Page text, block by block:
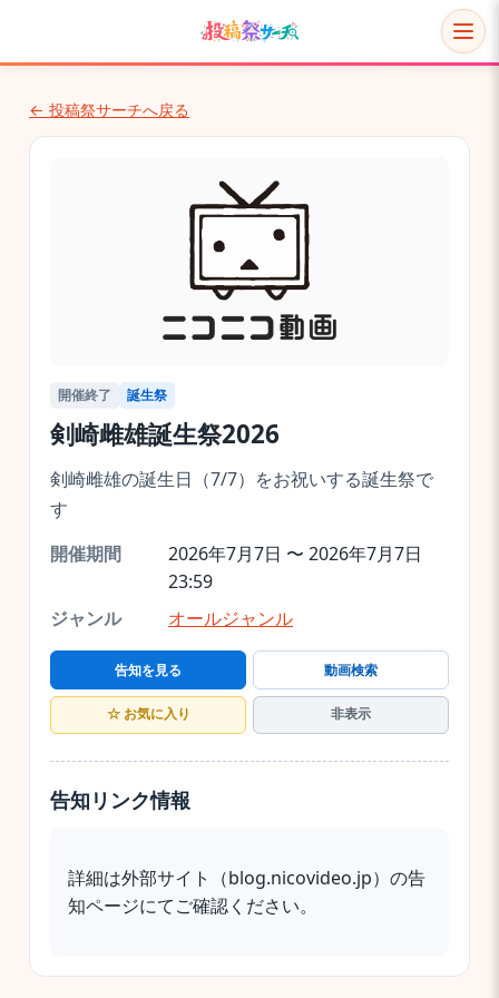
← 投稿祭サーチへ戻る
開催終了 誕生祭
剣崎雌雄誕生祭2026
剣崎雌雄の誕生日（7/7）をお祝いする誕生祭で
す
開催期間
2026年7月7日 〜 2026年7月7日
23:59
ジャンル
オールジャンル
告知を見る 動画検索
☆ お気に入り 非表示
告知リンク情報
詳細は外部サイト（blog.nicovideo.jp）の告
知ページにてご確認ください。